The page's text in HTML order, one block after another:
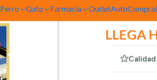
Perro Gato Farmacia OutletAutoCompra
LLEGA